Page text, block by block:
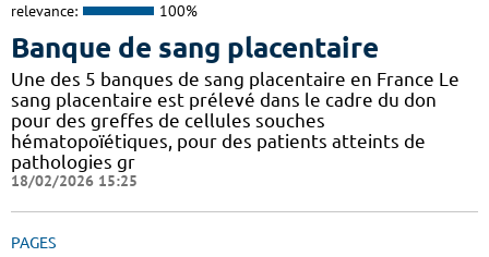
relevance: 100%
Banque de sang placentaire
Une des 5 banques de sang placentaire en France Le
sang placentaire est prélevé dans le cadre du don
pour des greffes de cellules souches
hématopoïétiques, pour des patients atteints de
pathologies gr
18/02/2026 15:25
PAGES